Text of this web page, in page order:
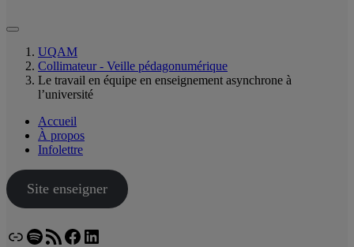
UQAM
Collimateur - Veille pédagonumérique
Le travail en équipe en enseignement asynchrone à
l’université
Accueil
À propos
Infolettre
Site enseigner
LienSpotify
Flux RSSFacebook
LinkedIn